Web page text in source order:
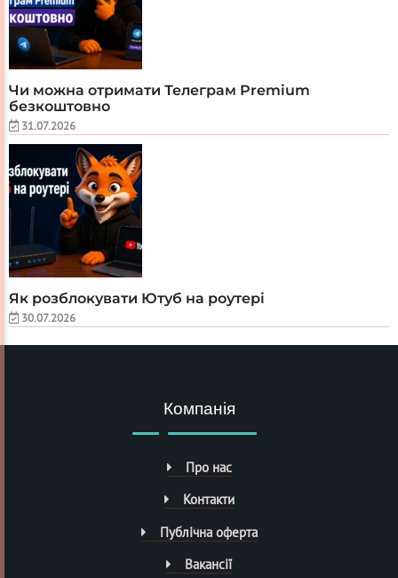
Чи можна отримати Телеграм Premium
безкоштовно
31.07.2026
Як розблокувати Ютуб на роутері
30.07.2026
Компанія
Про нас
Контакти
Публічна оферта
Вакансії